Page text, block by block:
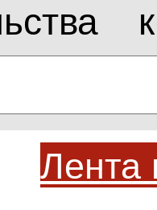
Лента